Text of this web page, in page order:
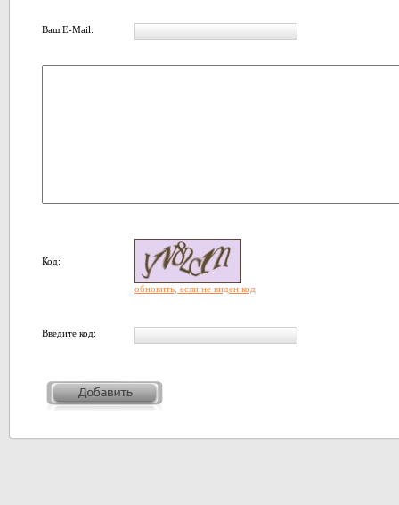
Ваш E-Mail:
Код:
обновить, если не виден код
Введите код: